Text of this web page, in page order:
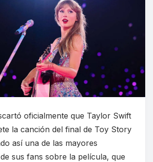
oficialmente que Taylor Swift
la canción del final de Toy Story
así una de las mayores
sus fans sobre la película, que